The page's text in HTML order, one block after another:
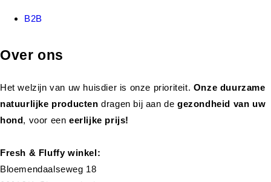
B2B
Over ons
Het welzijn van uw huisdier is onze prioriteit. Onze duurzame
natuurlijke productendragen bij aan de gezondheid van uw
hond, voor eeneerlijke prijs!
Fresh & Fluffy winkel:
Bloemendaalseweg 18